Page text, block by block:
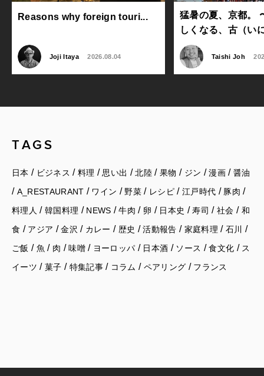
Reasons why foreign touri...
Joji Itaya 2026.08.04
猛暑の夏、京都。
しくなる、古（い
Taishi Joh
TAGS
日本 / ビジネス / 料理 /思い出 /北陸 /果物 / ジン /漫画/ 醤油
/ A_RESTAURANT / ワイン /野菜 / レシピ/ 江戸時代 / 豚肉 /
料理人 / 韓国料理 / NEWS /牛肉 / 卵 / 日本史 /寿司 / 社会 / 和
食 / アジア /金沢 / カレー / 歴史 /活動報告 / 家庭料理 / 石川 /
ご飯 / 魚 / 肉 /味噌/ ヨーロッパ / 日本酒 / ソース /食文化 / ス
イーツ / 菓子 / 特集記事/ コラム / ペアリング / フランス